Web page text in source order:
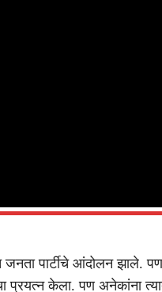
पार्टीचे आंदोलन झाले. पण
प्रयत्न केला. पण अनेकांना